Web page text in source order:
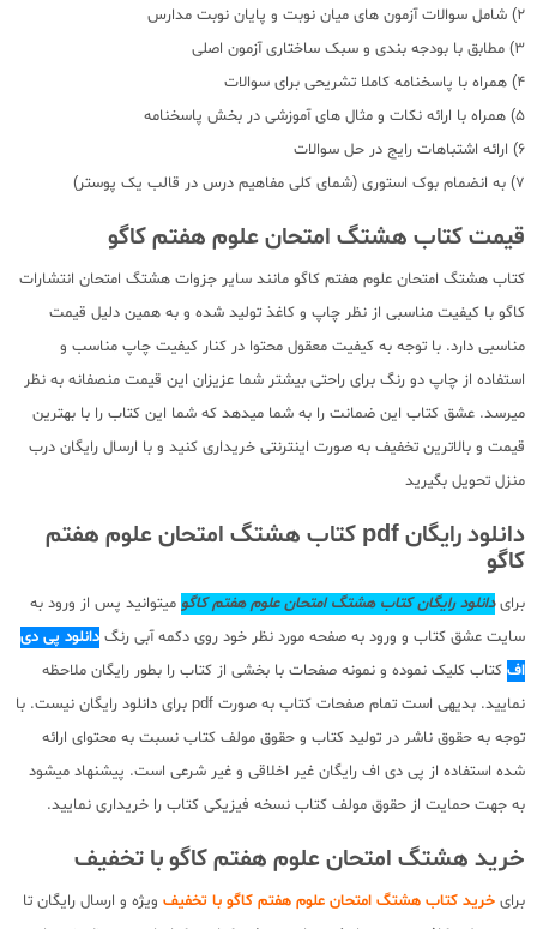
2) شامل سوالات آزمون های میان نوبت و پایان نوبت مدارس
3) مطابق با بودجه بندی و سبک ساختاری آزمون اصلی
4) همراه با پاسخنامه کاملا تشریحی برای سوالات
5) همراه با ارائه نکات و مثال های آموزشی در بخش پاسخنامه
6) ارائه اشتباهات رایج در حل سوالات
7) به انضمام بوک استوری (شمای کلی مفاهیم درس در قالب یک پوستر)
قیمت کتاب هشتگ امتحان علوم هفتم کاگو
کتاب هشتگ امتحان علوم هفتم کاگو مانند سایر جزوات هشتگ امتحان انتشارات
کاگو با کیفیت مناسبی از نظر چاپ و کاغذ تولید شده و به همین دلیل قیمت
مناسبی دارد. با توجه به کیفیت معقول محتوا در کنار کیفیت چاپ مناسب و
استفاده از چاپ دو رنگ برای راحتی بیشتر شما عزیزان این قیمت منصفانه به نظر
میرسد. عشق کتاب این ضمانت را به شما میدهد که شما این کتاب را با بهترین
قیمت و بالاترین تخفیف به صورت اینترنتی خریداری کنید و با ارسال رایگان درب
منزل تحویل بگیرید
دانلود رایگان pdf کتاب هشتگ امتحان علوم هفتم
کاگو
برایدانلود رایگان کتاب هشتگ امتحان علوم هفتم کاگو میتوانید پس از ورود به
سایت عشق کتاب و ورود به صفحه مورد نظر خود روی دکمه آبی رنگ دانلود پی دی
اف کتاب کلیک نموده و نمونه صفحات با بخشی از کتاب را بطور رایگان ملاحظه
نمایید. بدیهی است تمام صفحات کتاب به صورت pdf برای دانلود رایگان نیست. با
توجه به حقوق ناشر در تولید کتاب و حقوق مولف کتاب نسبت به محتوای ارائه
شده استفاده از پی دی اف رایگان غیر اخلاقی و غیر شرعی است. پیشنهاد میشود
به جهت حمایت از حقوق مولف کتاب نسخه فیزیکی کتاب را خریداری نمایید.
خرید هشتگ امتحان علوم هفتم کاگو با تخفیف
برای خرید کتاب هشتگ امتحان علوم هفتم کاگو با تخفیف ویژه و ارسال رایگان تا